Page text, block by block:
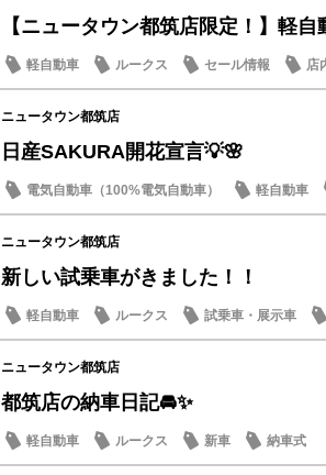
【ニュータウン都筑店限定！】軽
軽自動車 ルークス セール情報 店
ニュータウン都筑店
日産SAKURA開花宣言💡🌸
電気自動車（100%電気自動車）
軽自動車
話題の情報
ニュータウン都筑店
新しい試乗車がきました！！
軽自動車 ルークス 試乗車・展示車
ニュータウン都筑店
都筑店の納車日記🚘✨
軽自動車 ルークス 新車 納車式